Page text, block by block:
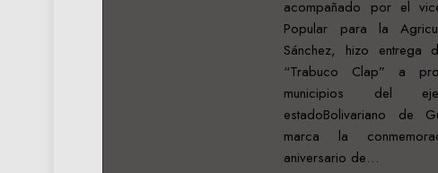
acompañado por el
Popular para la
Sánchez, hizo entrega
“Trabuco Clap” a
municipios del
estadoBolivariano de
marca la
aniversario de…